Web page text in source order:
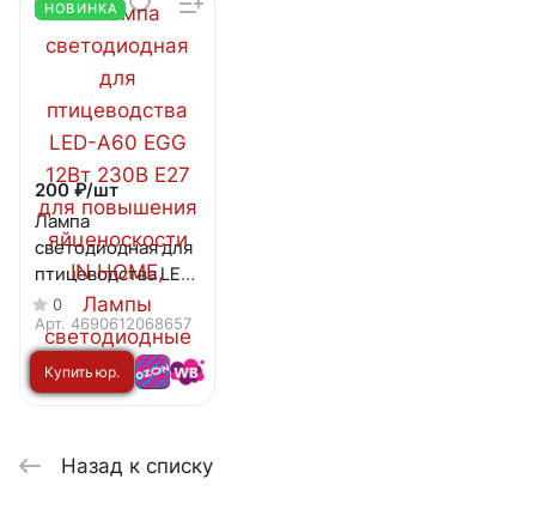
НОВИНКА
200 ₽/шт
Лампа
светодиодная для
птицеводства LED-
А60 EGG 12Вт 230В
Е27 для
повышения
яйценоскости IN
HOME
0
Арт. 4690612068657
Купить юр.
Назад к списку